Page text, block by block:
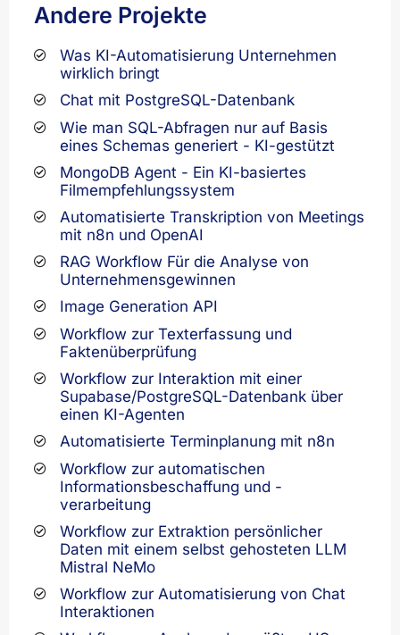
Andere Projekte
Was KI-Automatisierung Unternehmen
wirklich bringt
Chat mit PostgreSQL-Datenbank
Wie man SQL-Abfragen nur auf Basis
eines Schemas generiert - KI-gestützt
MongoDB Agent - Ein KI-basiertes
Filmempfehlungssystem
Automatisierte Transkription von Meetings
mit n8n und OpenAI
RAG Workflow Für die Analyse von
Unternehmensgewinnen
Image Generation API
Workflow zur Texterfassung und
Faktenüberprüfung
Workflow zur Interaktion mit einer
Supabase/PostgreSQL-Datenbank über
einen KI-Agenten
Automatisierte Terminplanung mit n8n
Workflow zur automatischen
Informationsbeschaffung und -
verarbeitung
Workflow zur Extraktion persönlicher
Daten mit einem selbst gehosteten LLM
Mistral NeMo
Workflow zur Automatisierung von Chat
Interaktionen